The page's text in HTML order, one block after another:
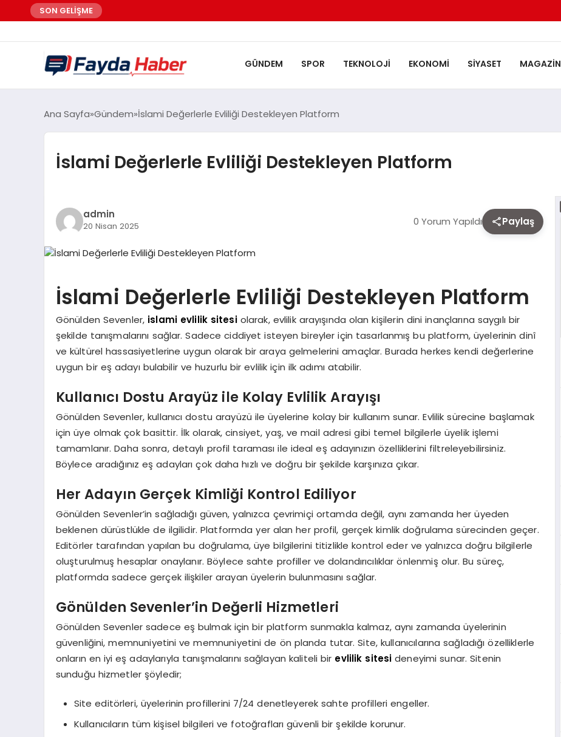
SON GELİŞME
GÜNDEM SPOR TEKNOLOJI EKONOMI SIYASET MAGAZIN
Ana Sayfa Gündem İslami Değerlerle Evliliği Destekleyen Platform
İslami Değerlerle Evliliği Destekleyen Platform
admin
20 Nisan 2025 0 Yorum Yapıldı Paylaş
İslami Değerlerle Evliliği Destekleyen Platform
Gönülden Sevenler, islami evlilik sitesiolarak, evlilik arayışında olan kişilerin dini inançlarına saygılı bir
şekilde tanışmalarını sağlar. Sadece ciddiyet isteyen bireyler için tasarlanmış bu platform, üyelerinin dinî
ve kültürel hassasiyetlerine uygun olarak bir araya gelmelerini amaçlar. Burada herkes kendi değerlerine
uygun bir eş adayı bulabilir ve huzurlu bir evlilik için ilk adımı atabilir.
Kullanıcı Dostu Arayüz ile Kolay Evlilik Arayışı
Gönülden Sevenler, kullanıcı dostu arayüzü ile üyelerine kolay bir kullanım sunar. Evlilik sürecine başlamak
için üye olmak çok basittir. İlk olarak, cinsiyet, yaş, ve mail adresi gibi temel bilgilerle üyelik işlemi
tamamlanır. Daha sonra, detaylı profil taraması ile ideal eş adayınızın özelliklerini filtreleyebilirsiniz.
Böylece aradığınız eş adayları çok daha hızlı ve doğru bir şekilde karşınıza çıkar.
Her Adayın Gerçek Kimliği Kontrol Ediliyor
Gönülden Sevenler’in sağladığı güven, yalnızca çevrimiçi ortamda değil, aynı zamanda her üyeden
beklenen dürüstlükle de ilgilidir. Platformda yer alan her profil, gerçek kimlik doğrulama sürecinden geçer.
Editörler tarafından yapılan bu doğrulama, üye bilgilerini titizlikle kontrol eder ve yalnızca doğru bilgilerle
oluşturulmuş hesaplar onaylanır. Böylece sahte profiller ve dolandırıcılıklar önlenmiş olur. Bu süreç,
platformda sadece gerçek ilişkiler arayan üyelerin bulunmasını sağlar.
Gönülden Sevenler’in Değerli Hizmetleri
Gönülden Sevenler sadece eş bulmak için bir platform sunmakla kalmaz, aynı zamanda üyelerinin
güvenliğini, memnuniyetini ve memnuniyetini de ön planda tutar. Site, kullanıcılarına sağladığı özelliklerle
onların en iyi eş adaylarıyla tanışmalarını sağlayan kaliteli bir evlilik sitesi deneyimi sunar. Sitenin
sunduğu hizmetler şöyledir;
Site editörleri, üyelerinin profillerini 7/24 denetleyerek sahte profilleri engeller.
Kullanıcıların tüm kişisel bilgileri ve fotoğrafları güvenli bir şekilde korunur.